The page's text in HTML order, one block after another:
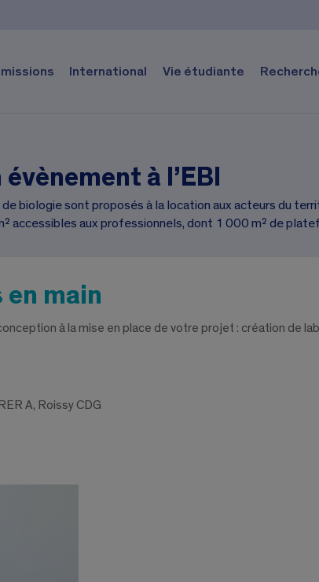
International Vie étudiante
à l’EBI
biologie sont proposés à la location aux acteurs du
accessibles aux professionnels, dont 1 000 m² de
en main
à la mise en place de votre projet : création de
A, Roissy CDG